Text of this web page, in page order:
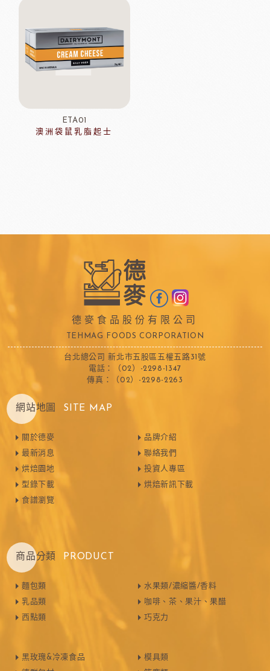
ETA01
澳洲袋鼠乳脂起士
德麥食品股份有限公司
TEHMAG FOODS CORPORATION
台北總公司 新北市五股區五權五路31號
電話：（02）-2298-1347
傳真：（02）-2298-2263
網站地圖 SITE MAP
關於德麥
最新消息
烘焙園地
型錄下載
食譜瀏覽
品牌介紹
聯絡我們
投資人專區
烘焙新訊下載
商品分類 PRODUCT
麵包類
乳品類
西點類
水果類/濃縮醬/香料
咖啡、茶、果汁、果醋
巧克力
黑玫瑰&冷凍食品
模具類